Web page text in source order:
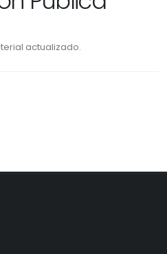
actualizado.